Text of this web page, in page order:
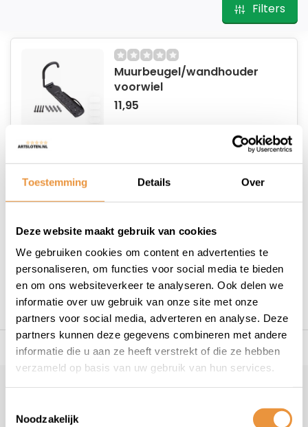
Toestemming Details Over
Deze website maakt gebruik van cookies
We gebruiken cookies om content en advertenties te
personaliseren, om functies voor social media te bieden
en om ons websiteverkeer te analyseren. Ook delen we
informatie over uw gebruik van onze site met onze
partners voor social media, adverteren en analyse. Deze
partners kunnen deze gegevens combineren met andere
informatie die u aan ze heeft verstrekt of die ze hebben
verzameld op basis van uw gebruik van hun services.
Noodzakelijk
Filters
Muurbeugel/wandhouder
voorwiel
11,95
1
voor uw tweewieler Snelle levering Niet goed = geld
Veelgestelde vragen